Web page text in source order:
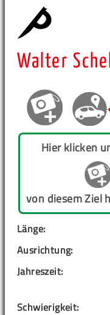
Walter
Hier klicken
von diesem Ziel
Länge:
Ausrichtung:
Jahreszeit:
Schwierigkeit: